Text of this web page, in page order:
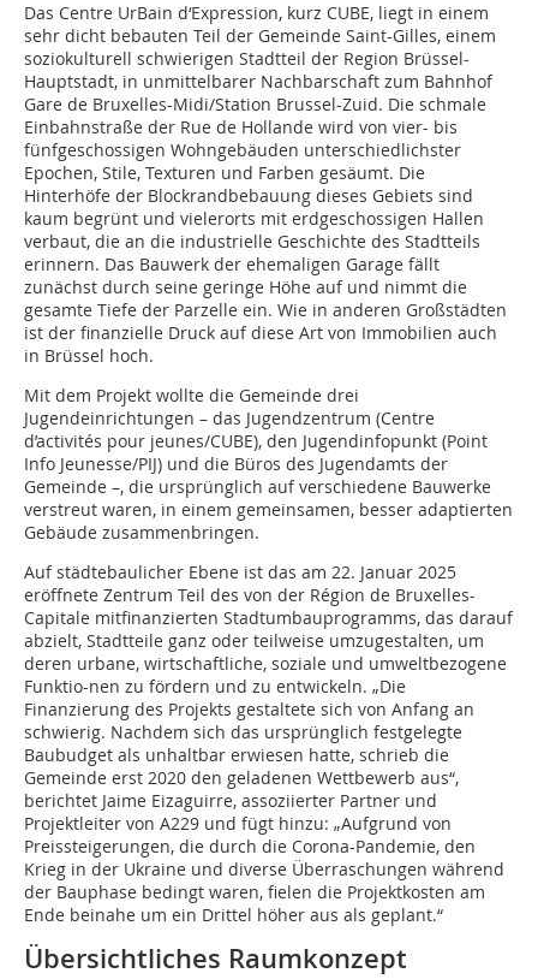
Das Centre UrBain d‘Expression, kurz CUBE, liegt in einem
sehr dicht bebauten Teil der Gemeinde Saint-Gilles, einem
soziokulturell schwierigen Stadtteil der Region Brüssel-
Hauptstadt, in unmittelbarer Nachbarschaft zum Bahnhof
Gare de Bruxelles-Midi/Station Brussel-Zuid. Die schmale
Einbahnstraße der Rue de Hollande wird von vier- bis
fünfgeschossigen Wohngebäuden unterschiedlichster
Epochen, Stile, ­Texturen und Farben gesäumt. Die
Hinterhöfe der Blockrandbebauung dieses Gebiets sind
kaum begrünt und vielerorts mit erdgeschossigen Hallen
verbaut, die an die industrielle Geschichte des Stadtteils
erinnern. Das Bauwerk der ehemaligen Garage fällt
zunächst durch seine geringe Höhe auf und nimmt die
gesamte Tiefe der Parzelle ein. Wie in anderen Großstädten
ist der finanzielle Druck auf diese Art von Immobilien auch
in Brüssel hoch.
Mit dem Projekt wollte die Gemeinde drei
Jugendeinrichtungen – das Jugendzentrum (Centre
d’activités pour jeunes/CUBE), den Jugendinfopunkt (Point
Info Jeunesse/PIJ) und die Büros des Jugendamts der
Gemeinde –, die ursprünglich auf verschiedene Bauwerke
verstreut waren, in einem gemeinsamen, besser adaptierten
Gebäude zusammenbringen.
Auf städtebaulicher Ebene ist das am 22. Januar 2025
eröffnete Zentrum Teil des von der Région de Bruxelles-
Capitale mitfinanzierten Stadtumbauprogramms, das darauf
abzielt, Stadtteile ganz oder teilweise umzugestalten, um
deren urbane, wirtschaftliche, soziale und umweltbezogene
Funktio-nen zu fördern und zu entwickeln. „Die
Finanzierung des Projekts gestaltete sich von Anfang an
schwierig. Nachdem sich das ursprünglich festgelegte
Baubudget als unhaltbar erwiesen hatte, schrieb die
Gemeinde erst 2020 den geladenen Wettbewerb aus“,
berichtet Jaime Eizaguirre, assoziierter Partner und
Projektleiter von A229 und fügt hinzu: „Aufgrund von
Preissteigerungen, die durch die Corona-Pandemie, den
Krieg in der Ukraine und diverse Überraschungen während
der Bauphase bedingt waren, fielen die Projektkosten am
Ende beinahe um ein Drittel höher aus als geplant.“
Übersichtliches Raumkonzept